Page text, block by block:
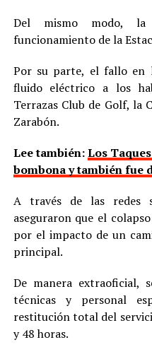
Del mismo modo,
funcionamiento de la
Por su parte, el fallo en
fluido eléctrico a los
Terrazas Club de Golf, la
Zarabón.
Lee también:Los
bombona y también fue
A través de las redes
aseguraron que el
por el impacto de un
principal.
De manera extraoficial,
técnicas y personal
restitución total del
y 48 horas.